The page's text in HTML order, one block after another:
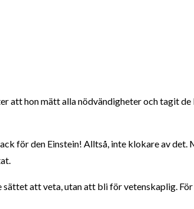
att hon mätt alla nödvändigheter och tagit
för den Einstein! Alltså, inte klokare av det.
att veta, utan att bli för vetenskaplig.